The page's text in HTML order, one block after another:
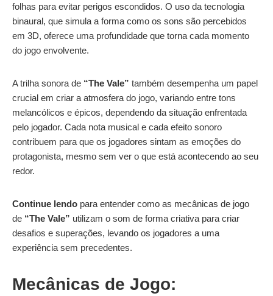
folhas para evitar perigos escondidos. O uso da tecnologia
binaural, que simula a forma como os sons são percebidos
em 3D, oferece uma profundidade que torna cada momento
do jogo envolvente.
A trilha sonora de “The Vale” também desempenha um papel
crucial em criar a atmosfera do jogo, variando entre tons
melancólicos e épicos, dependendo da situação enfrentada
pelo jogador. Cada nota musical e cada efeito sonoro
contribuem para que os jogadores sintam as emoções do
protagonista, mesmo sem ver o que está acontecendo ao seu
redor.
Continue lendo para entender como as mecânicas de jogo
de “The Vale” utilizam o som de forma criativa para criar
desafios e superações, levando os jogadores a uma
experiência sem precedentes.
Mecânicas de Jogo: